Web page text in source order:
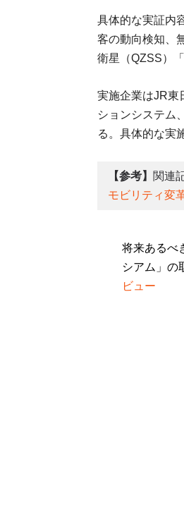
具体的な実証内
客の動向検知、
衛星（QZSS）
実施企業はJR東
ションシステム
る。具体的な実
【参考】 関連
モビリティ変
将来あるべ
シアム」の
ビュー